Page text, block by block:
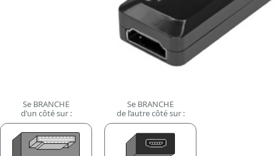
Se BRANCHE
d’un côté sur :
Se BRANCHE
de l’autre côté sur :